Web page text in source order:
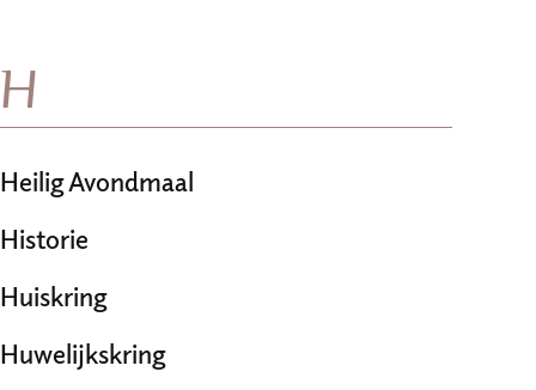
H
Heilig Avondmaal
Historie
Huiskring
Huwelijkskring